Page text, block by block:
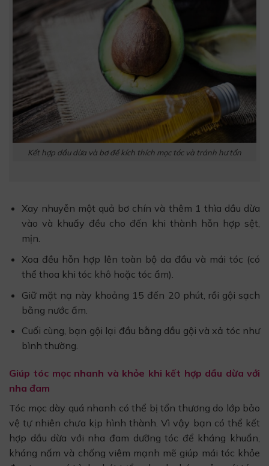
Kết hợp dầu dừa và bơ để kích thích mọc tóc và tránh hư tổn
Xay nhuyễn một quả bơ chín và thêm 1 thìa dầu dừa
vào và khuấy đều cho đến khi thành hỗn hợp sệt,
mịn.
Xoa đều hỗn hợp lên toàn bộ da đầu và mái tóc (có
thể thoa khi tóc khô hoặc tóc ẩm).
Giữ mặt nạ này khoảng 15 đến 20 phút, rồi gội sạch
bằng nước ấm.
Cuối cùng, bạn gội lại đầu bằng dầu gội và xả tóc như
bình thường.
Giúp tóc mọc nhanh và khỏe khi kết hợp dầu dừa với
nha đam
Tóc mọc dày quá nhanh có thể bị tổn thương do lớp bảo
vệ tự nhiên chưa kịp hình thành. Vì vậy bạn có thể kết
hợp dầu dừa với nha đam dưỡng tóc để kháng khuẩn,
kháng nấm và chống viêm mạnh mẽ giúp mái tóc khỏe